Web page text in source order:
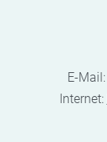
E-Mail:
Internet: